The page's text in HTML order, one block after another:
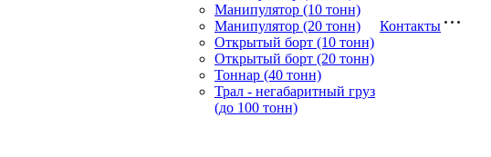
Манипулятор (10 тонн)
Манипулятор (20 тонн)
Открытый борт (10 тонн)
Открытый борт (20 тонн)
Тоннар (40 тонн)
Трал - негабаритный груз
(до 100 тонн)
Контакты